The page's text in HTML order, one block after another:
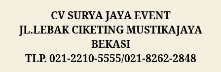
CV SURYA JAYA EVENT
JL.LEBAK CIKETING MUSTIKAJAYA
BEKASI
TLP. 021-2210-5555/021-8262-2848